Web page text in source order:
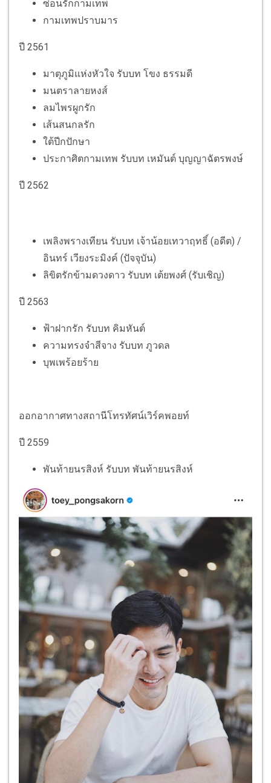
ซ่อนรักกามเทพ
กามเทพปราบมาร
ปี 2561
มาตุภูมิแห่งหัวใจ รับบท โขง ธรรมดี
มนตราลายหงส์
ลมไพรผูกรัก
เส้นสนกลรัก
ใต้ปีกปักษา
ประกาศิตกามเทพ รับบท เหมันต์ บุญญาฉัตรพงษ์
ปี 2562
เพลิงพรางเทียน รับบท เจ้าน้อยเทวาฤทธิ์ (อดีต) /
อินทร์ เวียงระมิงค์ (ปัจจุบัน)
ลิขิตรักข้ามดวงดาว รับบท เต้ยพงศ์ (รับเชิญ)
ปี 2563
ฟ้าฝากรัก รับบท คิมหันต์
ความทรงจำสีจาง รับบท ภูวดล
บุพเพร้อยร้าย
ออกอากาศทางสถานีโทรทัศน์เวิร์คพอยท์
ปี 2559
พันท้ายนรสิงห์ รับบท พันท้ายนรสิงห์